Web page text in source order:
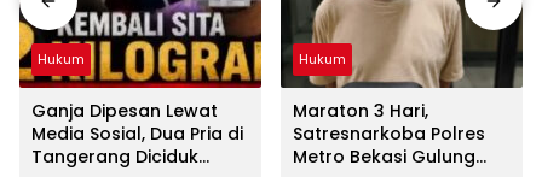
Hukum
Ganja Dipesan Lewat
Media Sosial, Dua Pria di
Tangerang Diciduk
Hukum
Maraton 3 Hari,
Satresnarkoba Polres
Metro Bekasi Gulung